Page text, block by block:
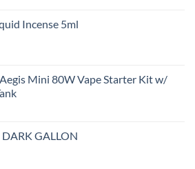
Incense 5ml
Mini 80W Vape Starter Kit w/
DARK GALLON